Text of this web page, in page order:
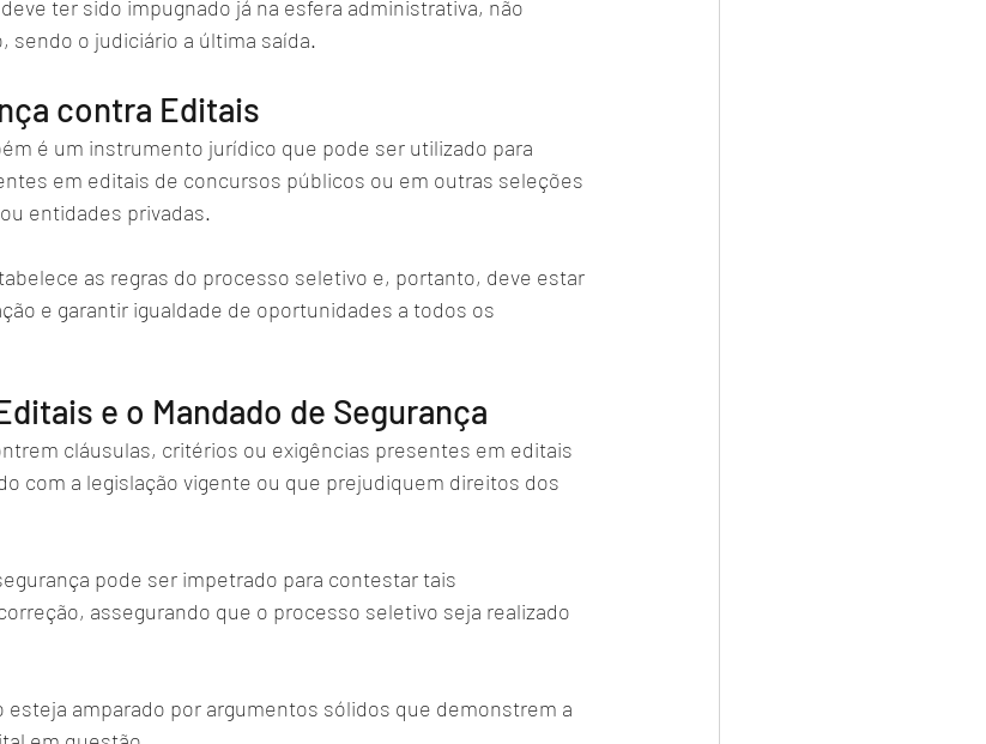
ter sido impugnado já na esfera administrativa, não
sendo o judiciário a última saída.
contra Editais
é um instrumento jurídico que pode ser utilizado para
em editais de concursos públicos ou em outras seleções
entidades privadas.
as regras do processo seletivo e, portanto, deve estar
e garantir igualdade de oportunidades a todos os
e o Mandado de Segurança
cláusulas, critérios ou exigências presentes em editais
com a legislação vigente ou que prejudiquem direitos dos
pode ser impetrado para contestar tais
assegurando que o processo seletivo seja realizado
esteja amparado por argumentos sólidos que demonstrem a